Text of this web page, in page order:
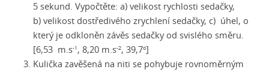
5 sekund. Vypočtěte: a) velikost rychlosti sedačky,
b) velikost dostředivého zrychlení sedačky, c) úhel, o
který je odkloněn závěs sedačky od svislého směru.
[6,53 m.s-1 , 8,20 m.s-2, 39,7o]
Kulička zavěšená na niti se pohybuje rovnoměrným